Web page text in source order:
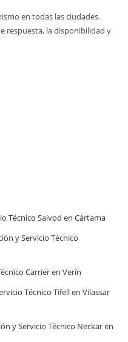
en todas las ciudades.
respuesta, la disponibilidad y
Técnico Saivod en Cártama
y Servicio Técnico
Carrier en Verín
Técnico Tifell en Vilassar
y Servicio Técnico Neckar en